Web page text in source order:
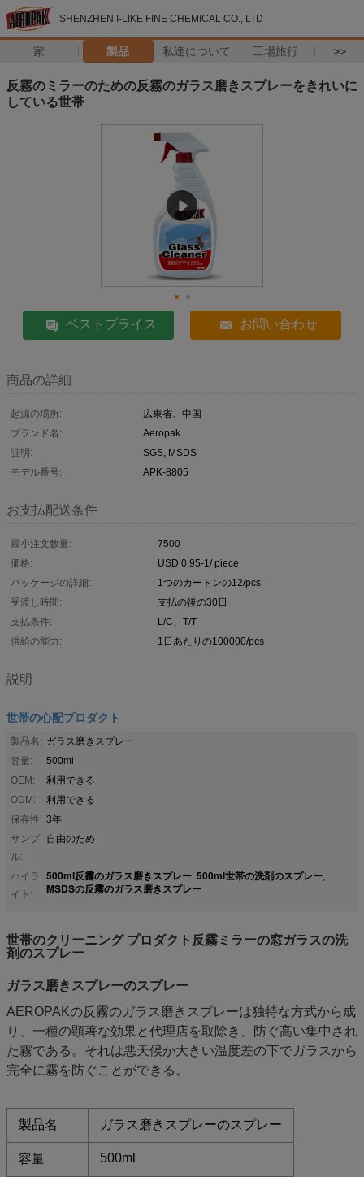
SHENZHEN I-LIKE FINE CHEMICAL CO., LTD
家 製品 私達について 工場旅行 >>
反霧のミラーのための反霧のガラス磨きスプレーをきれいに
している世帯
ベストプライス お問い合わせ
商品の詳細
起源の場所:
広東省、中国
ブランド名:
Aeropak
証明:
SGS, MSDS
モデル番号:
APK-8805
お支払配送条件
最小注文数量:
7500
価格:
USD 0.95-1/ piece
パッケージの詳細:
1つのカートンの12/pcs
受渡し時間:
支払の後の30日
支払条件:
L/C、T/T
供給の能力:
1日あたりの100000/pcs
説明
世帯の心配プロダクト
製品名: ガラス磨きスプレー
容量:
500ml
OEM:
利用できる
ODM:
利用できる
保存性: 3年
サンプ
ル:
自由のため
ハイラ
イト:
500ml反霧のガラス磨きスプレー, 500ml世帯の洗剤のスプレー,
MSDSの反霧のガラス磨きスプレー
世帯のクリーニング プロダクト反霧ミラーの窓ガラスの洗
剤のスプレー
ガラス磨きスプレーのスプレー
AEROPAKの反霧のガラス磨きスプレーは独特な方式から成
り、一種の顕著な効果と代理店を取除き、防ぐ高い集中され
た霧である。それは悪天候か大きい温度差の下でガラスから
完全に霧を防ぐことができる。
製品名 ガラス磨きスプレーのスプレー
容量 500ml